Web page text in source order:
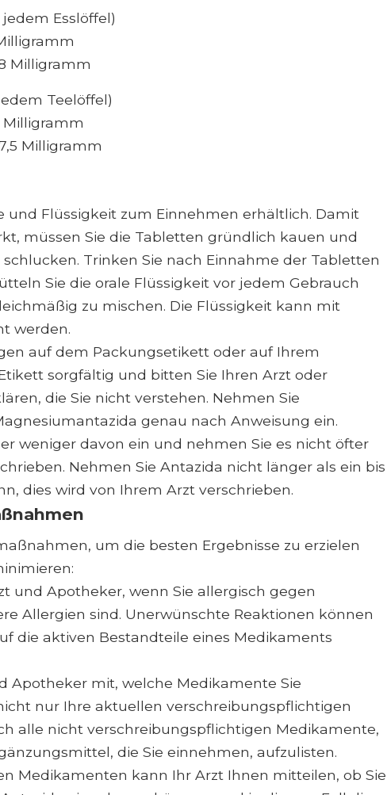
Esslöffel)
Milligramm
Teelöffel)
Milligramm
und Flüssigkeit zum Einnehmen erhältlich. Damit
müssen Sie die Tabletten gründlich kauen und
Trinken Sie nach Einnahme der Tabletten
Sie die orale Flüssigkeit vor jedem Gebrauch
zu mischen. Die Flüssigkeit kann mit
werden.
auf dem Packungsetikett oder auf Ihrem
sorgfältig und bitten Sie Ihren Arzt oder
die Sie nicht verstehen. Nehmen Sie
genau nach Anweisung ein.
weniger davon ein und nehmen Sie es nicht öfter
Nehmen Sie Antazida nicht länger als ein bis
dies wird von Ihrem Arzt verschrieben.
um die besten Ergebnisse zu erzielen
und Apotheker, wenn Sie allergisch gegen
Allergien sind. Unerwünschte Reaktionen können
die aktiven Bestandteile eines Medikaments
Apotheker mit, welche Medikamente Sie
nur Ihre aktuellen verschreibungspflichtigen
alle nicht verschreibungspflichtigen Medikamente,
die Sie einnehmen, aufzulisten.
Medikamenten kann Ihr Arzt Ihnen mitteilen, ob Sie